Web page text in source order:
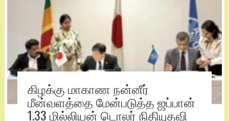
கிழக்கு மாகாண நன்னீர்
மீன்வளத்தை மேன்படுத்த ஜப்பான்
1.33 மில்லியன் டொலர் நிதியுதவி